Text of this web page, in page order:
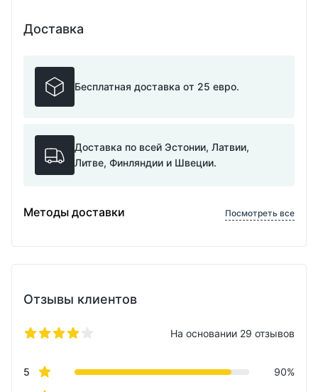
Доставка
Бесплатная доставка от 25 евро.
Доставка по всей Эстонии, Латвии,
Литве, Финляндии и Швеции.
Методы доставки Посмотреть все
Отзывы клиентов
На основании 29 отзывов
Review data
5 star reviews
90%